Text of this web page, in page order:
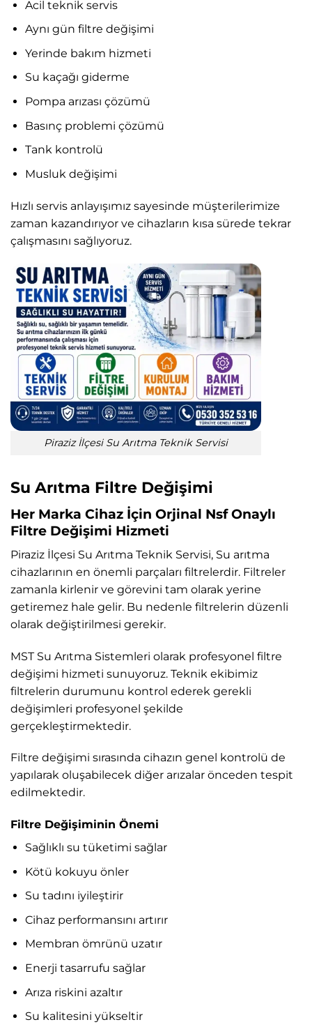
Acil teknik servis
Aynı gün filtre değişimi
Yerinde bakım hizmeti
Su kaçağı giderme
Pompa arızası çözümü
Basınç problemi çözümü
Tank kontrolü
Musluk değişimi
Hızlı servis anlayışımız sayesinde müşterilerimize
zaman kazandırıyor ve cihazların kısa sürede tekrar
çalışmasını sağlıyoruz.
Piraziz İlçesi Su Arıtma Teknik Servisi
Su Arıtma Filtre Değişimi
Her Marka Cihaz İçin Orjinal Nsf Onaylı
Filtre Değişimi Hizmeti
Piraziz İlçesi Su Arıtma Teknik Servisi, Su arıtma
cihazlarının en önemli parçaları filtrelerdir. Filtreler
zamanla kirlenir ve görevini tam olarak yerine
getiremez hale gelir. Bu nedenle filtrelerin düzenli
olarak değiştirilmesi gerekir.
MST Su Arıtma Sistemleri olarak profesyonel filtre
değişimi hizmeti sunuyoruz. Teknik ekibimiz
filtrelerin durumunu kontrol ederek gerekli
değişimleri profesyonel şekilde
gerçekleştirmektedir.
Filtre değişimi sırasında cihazın genel kontrolü de
yapılarak oluşabilecek diğer arızalar önceden tespit
edilmektedir.
Filtre Değişiminin Önemi
Sağlıklı su tüketimi sağlar
Kötü kokuyu önler
Su tadını iyileştirir
Cihaz performansını artırır
Membran ömrünü uzatır
Enerji tasarrufu sağlar
Arıza riskini azaltır
Su kalitesini yükseltir